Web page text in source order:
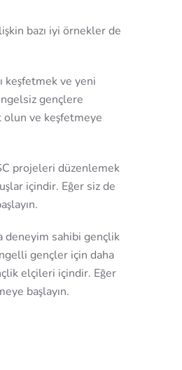
bazı iyi örnekler de
keşfetmek ve yeni
gençlere
olun ve keşfetmeye
projeleri düzenlemek
içindir. Eğer siz de
deneyim sahibi gençlik
gençler için daha
elçileri içindir. Eğer
başlayın.